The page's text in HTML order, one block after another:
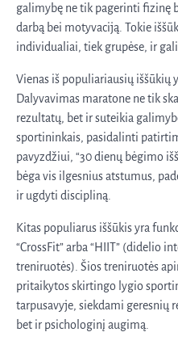
galimybę ne tik pagerinti fizinę
darbą bei motyvaciją. Tokie
individualiai, tiek grupėse, ir
Vienas iš populiariausių iššūkių
Dalyvavimas maratone ne tik
rezultatų, bet ir suteikia
sportininkais, pasidalinti
pavyzdžiui, “30 dienų bėgimo
bėga vis ilgesnius atstumus,
ir ugdyti discipliną.
Kitas populiarus iššūkis yra
“CrossFit” arba “HIIT” (didelio
treniruotės). Šios treniruotės
pritaikytos skirtingo lygio
tarpusavyje, siekdami geresnių
bet ir psichologinį augimą.